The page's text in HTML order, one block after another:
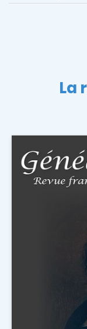
La